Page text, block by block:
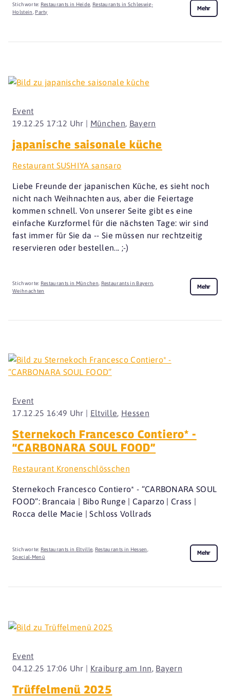
Stichworte: Restaurants in Heide, Restaurants in Schleswig-
Holstein, Party
Mehr
19.12.25 17:12 Uhr | München, Bayern
Event
japanische saisonale küche
Restaurant SUSHIYA sansaro
Liebe Freunde der japanischen Küche, es sieht noch
nicht nach Weihnachten aus, aber die Feiertage
kommen schnell. Von unserer Seite gibt es eine
einfache Kurzformel für die nächsten Tage: wir sind
fast immer für Sie da -- Sie müssen nur rechtzeitig
reservieren oder bestellen... ;-)
Stichworte: Restaurants in München Restaurants in Bayern
Weihnachten
Mehr
17.12.25 16:49 Uhr | Eltville, Hessen
Event
Sternekoch Francesco Contiero* -
“CARBONARA SOUL FOOD”
Restaurant Kronenschlösschen
Sternekoch Francesco Contiero* - “CARBONARA SOUL
FOOD”: Brancaia | Bibo Runge | Caparzo | Crass |
Rocca delle Macie | Schloss Vollrads
Stichworte: Restaurants in Eltville Restaurants in Hessen
Special-Menü
Mehr
04.12.25 17:06 Uhr | Kraiburg am Inn Bayern
Event
Trüffelmenü 2025